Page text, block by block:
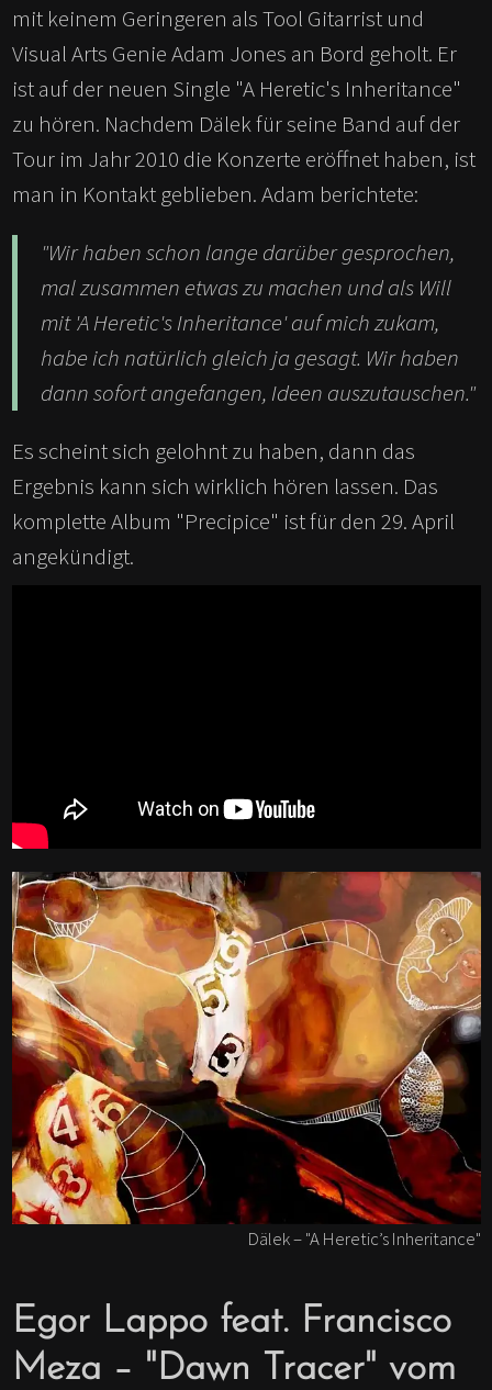
mit keinem Geringeren als Tool Gitarrist und
Visual Arts Genie Adam Jones an Bord geholt. Er
ist auf der neuen Single "A Heretic's Inheritance"
zu hören. Nachdem Dälek für seine Band auf der
Tour im Jahr 2010 die Konzerte eröffnet haben, ist
man in Kontakt geblieben. Adam berichtete:
"Wir haben schon lange darüber gesprochen,
mal zusammen etwas zu machen und als Will
mit 'A Heretic's Inheritance' auf mich zukam,
habe ich natürlich gleich ja gesagt. Wir haben
dann sofort angefangen, Ideen auszutauschen."
Es scheint sich gelohnt zu haben, dann das
Ergebnis kann sich wirklich hören lassen. Das
komplette Album "Precipice" ist für den 29. April
angekündigt.
Dälek – "A Heretic’s Inheritance"
Egor Lappo feat. Francisco
Meza – "Dawn Tracer" vom